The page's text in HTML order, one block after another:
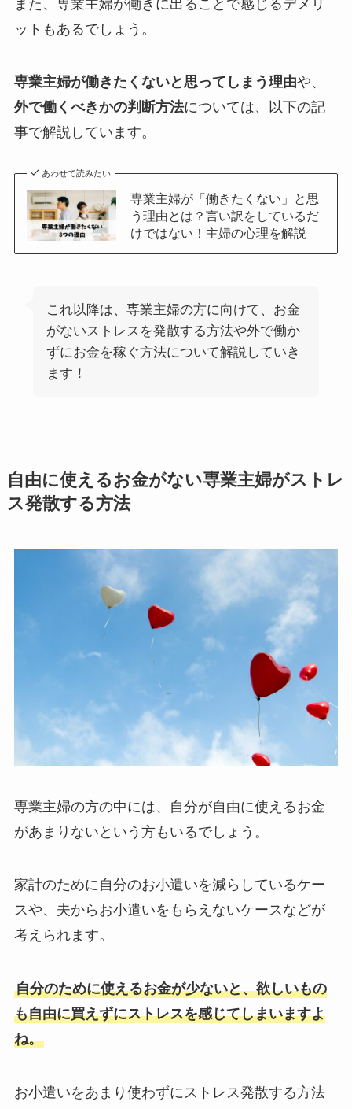
また、専業主婦が働きに出ることで感じるデメリ
ットもあるでしょう。
専業主婦が働きたくないと思ってしまう理由や、
外で働くべきかの判断方法については、以下の記
事で解説しています。
あわせて読みたい
専業主婦が「働きたくない」と思
う理由とは？言い訳をしているだ
けではない！主婦の心理を解説
これ以降は、専業主婦の方に向けて、お金
がないストレスを発散する方法や外で働か
ずにお金を稼ぐ方法について解説していき
ます！
自由に使えるお金がない専業主婦がストレ
ス発散する方法
専業主婦の方の中には、自分が自由に使えるお金
があまりないという方もいるでしょう。
家計のために自分のお小遣いを減らしているケー
スや、夫からお小遣いをもらえないケースなどが
考えられます。
自分のために使えるお金が少ないと、欲しいもの
も自由に買えずにストレスを感じてしまいますよ
ね。
お小遣いをあまり使わずにストレス発散する方法